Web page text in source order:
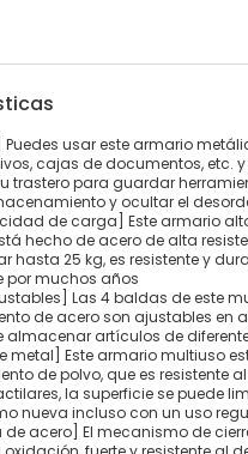
Puedes usar este armario
cajas de documentos, etc. y
trastero para guardar
y ocultar el
de carga] Este armario alto
hecho de acero de alta
hasta 25 kg, es resistente y
por muchos años
Las 4 baldas de este
de acero son ajustables en
almacenar artículos de
metal] Este armario multiuso
de polvo, que es resistente
la superficie se puede
nueva incluso con un uso
de acero] El mecanismo de